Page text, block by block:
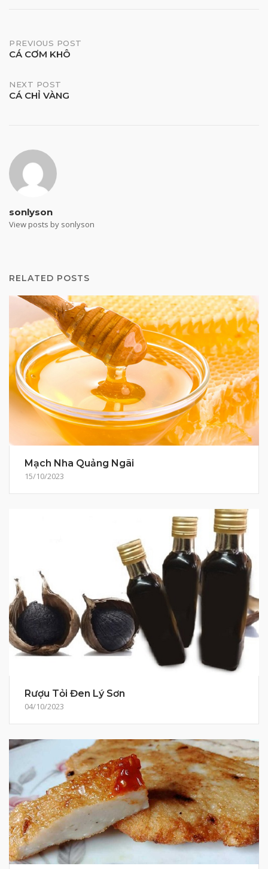
Post
PREVIOUS POST
CÁ CƠM KHÔ
NEXT POST
CÁ CHỈ VÀNG
sonlyson
View posts by sonlyson
RELATED POSTS
Mạch Nha Quảng Ngãi
15/10/2023
Rượu Tỏi Đen Lý Sơn
04/10/2023